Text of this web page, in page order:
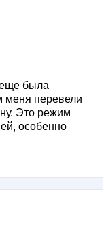
была
меня перевели
Это режим
особенно